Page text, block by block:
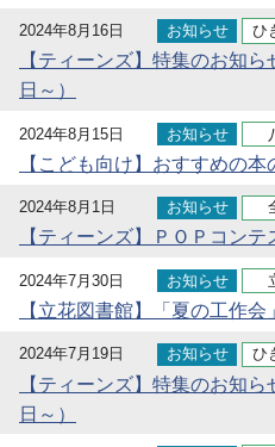
2024年8月16日 お知らせ ひ
【ティーンズ】特集のお知
日～）
2024年8月15日 お知らせ
【こども向け】おすすめの本
2024年8月1日 お知らせ
【ティーンズ】ＰＯＰコン
2024年7月30日 お知らせ
【立花図書館】「夏の工作
2024年7月19日 お知らせ ひ
【ティーンズ】特集のお知
日～）